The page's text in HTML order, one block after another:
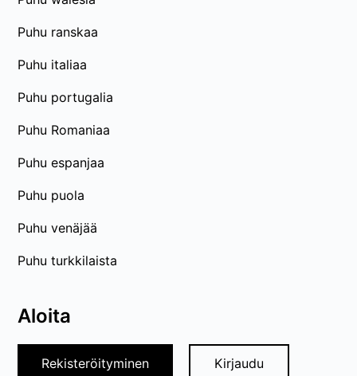
Puhu ranskaa
Puhu italiaa
Puhu portugalia
Puhu Romaniaa
Puhu espanjaa
Puhu puola
Puhu venäjää
Puhu turkkilaista
Aloita
Rekisteröityminen Kirjaudu